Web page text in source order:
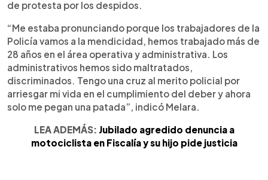
de protesta por los despidos.
“Me estaba pronunciando porque los trabajadores de la
Policía vamos a la mendicidad, hemos trabajado más de
28 años en el área operativa y administrativa. Los
administrativos hemos sido maltratados,
discriminados. Tengo una cruz al merito policial por
arriesgar mi vida en el cumplimiento del deber y ahora
solo me pegan una patada”, indicó Melara.
LEA ADEMÁS: Jubilado agredido denuncia a
motociclista en Fiscalía y su hijo pide justicia